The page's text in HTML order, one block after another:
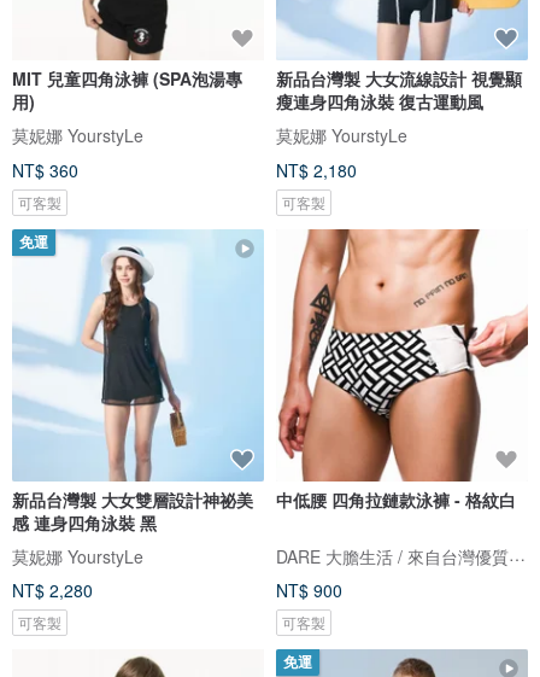
MIT 兒童四角泳褲 (SPA泡湯專
用)
莫妮娜 YourstyLe
NT$ 360
可客製
新品台灣製 大女流線設計 視覺顯
瘦連身四角泳裝 復古運動風
莫妮娜 YourstyLe
NT$ 2,180
可客製
免運
新品台灣製 大女雙層設計神祕美
感 連身四角泳裝 黑
莫妮娜 YourstyLe
NT$ 2,280
可客製
中低腰 四角拉鏈款泳褲 - 格紋白
DARE 大膽生活 / 來自台灣優質男性內著
NT$ 900
可客製
免運